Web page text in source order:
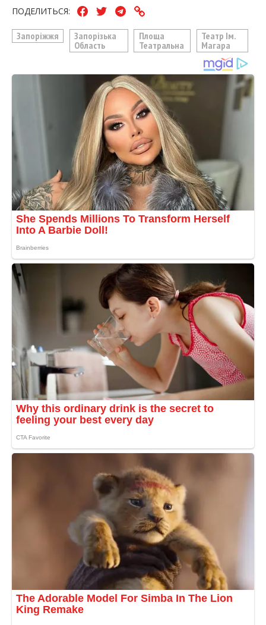
ПОДЕЛИТЬСЯ:
Запоріжжя
Запорізька
Область
Площа
Театральна
Театр Ім.
Магара